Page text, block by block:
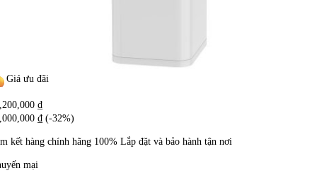
Giá ưu đãi
₫
₫ (-32%)
kết hàng chính hãng 100% Lắp đặt và bảo hành tận nơi
mại